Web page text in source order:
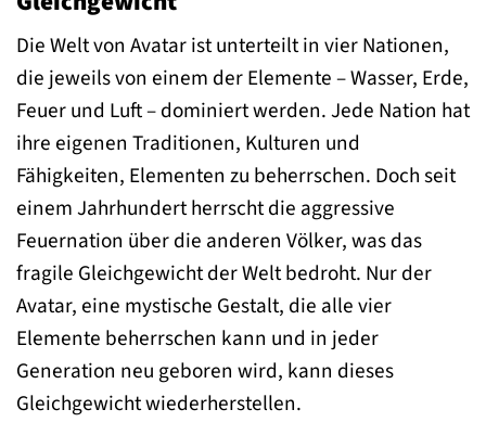
Die Welt von Avatar ist unterteilt in vier Nationen,
die jeweils von einem der Elemente – Wasser, Erde,
Feuer und Luft – dominiert werden. Jede Nation hat
ihre eigenen Traditionen, Kulturen und
Fähigkeiten, Elementen zu beherrschen. Doch seit
einem Jahrhundert herrscht die aggressive
Feuernation über die anderen Völker, was das
fragile Gleichgewicht der Welt bedroht. Nur der
Avatar, eine mystische Gestalt, die alle vier
Elemente beherrschen kann und in jeder
Generation neu geboren wird, kann dieses
Gleichgewicht wiederherstellen.